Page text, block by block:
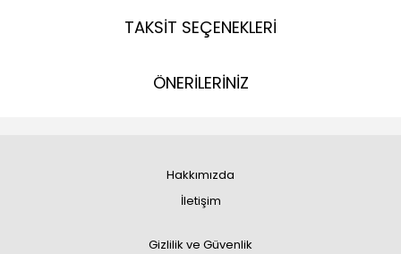
TAKSİT SEÇENEKLERİ
ÖNERİLERİNİZ
Hakkımızda
İletişim
Gizlilik ve Güvenlik